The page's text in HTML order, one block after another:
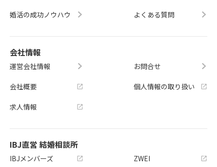
婚活の成功ノウハウ よくある質問
会社情報
運営会社情報
会社概要
求人情報
お問合せ
個人情報の取り扱い
IBJ直営 結婚相談所
IBJメンバーズ ZWEI